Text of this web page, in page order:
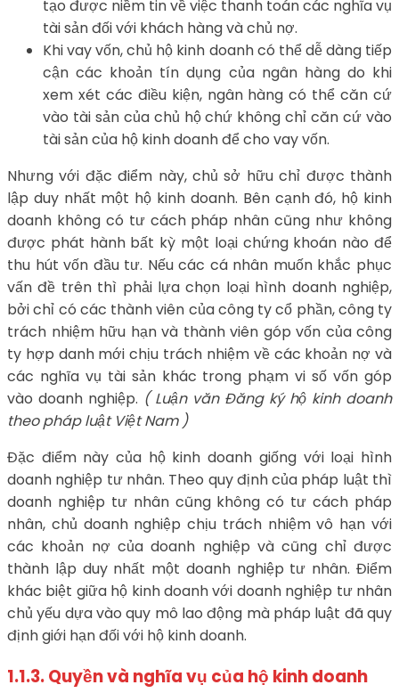
tạo được niềm tin về việc thanh toán các nghĩa vụ
tài sản đối với khách hàng và chủ nợ.
Khi vay vốn, chủ hộ kinh doanh có thể dễ dàng tiếp
cận các khoản tín dụng của ngân hàng do khi
xem xét các điều kiện, ngân hàng có thể căn cứ
vào tài sản của chủ hộ chứ không chỉ căn cứ vào
tài sản của hộ kinh doanh để cho vay vốn.
Nhưng với đặc điểm này, chủ sở hữu chỉ được thành
lập duy nhất một hộ kinh doanh. Bên cạnh đó, hộ kinh
doanh không có tư cách pháp nhân cũng như không
được phát hành bất kỳ một loại chứng khoán nào để
thu hút vốn đầu tư. Nếu các cá nhân muốn khắc phục
vấn đề trên thì phải lựa chọn loại hình doanh nghiệp,
bởi chỉ có các thành viên của công ty cổ phần, công ty
trách nhiệm hữu hạn và thành viên góp vốn của công
ty hợp danh mới chịu trách nhiệm về các khoản nợ và
các nghĩa vụ tài sản khác trong phạm vi số vốn góp
vào doanh nghiệp. ( Luận văn Đăng ký hộ kinh doanh
theo pháp luật Việt Nam )
Đặc điểm này của hộ kinh doanh giống với loại hình
doanh nghiệp tư nhân. Theo quy định của pháp luật thì
doanh nghiệp tư nhân cũng không có tư cách pháp
nhân, chủ doanh nghiệp chịu trách nhiệm vô hạn với
các khoản nợ của doanh nghiệp và cũng chỉ được
thành lập duy nhất một doanh nghiệp tư nhân. Điểm
khác biệt giữa hộ kinh doanh với doanh nghiệp tư nhân
chủ yếu dựa vào quy mô lao động mà pháp luật đã quy
định giới hạn đối với hộ kinh doanh.
1.1.3. Quyền và nghĩa vụ của hộ kinh doanh